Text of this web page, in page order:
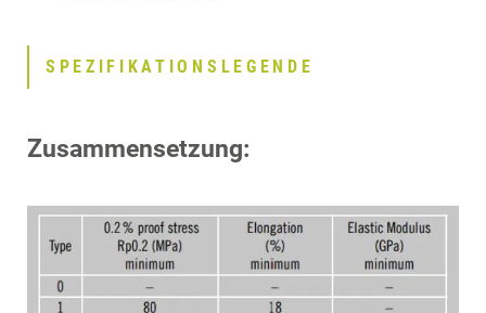
SPEZIFIKATIONSLEGENDE
Zusammensetzung: